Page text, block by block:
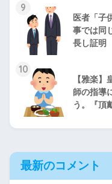
9
医者「子
事では同
長し証明
10
【雅楽
師の指導
う。『頂
最新のコメント